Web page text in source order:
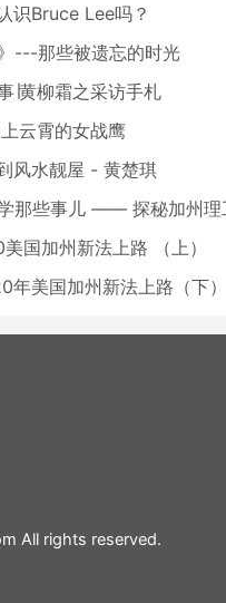
识Bruce Lee吗？
》---那些被遗忘的时光
∣黄柳霜之采访手札
上云霄的女战鹰
风水靓屋 - 黄楚琪
些事儿 —— 探秘加州理工学院Caltech博
国加州新法上路 （上）
年美国加州新法上路（下）
All rights reserved.